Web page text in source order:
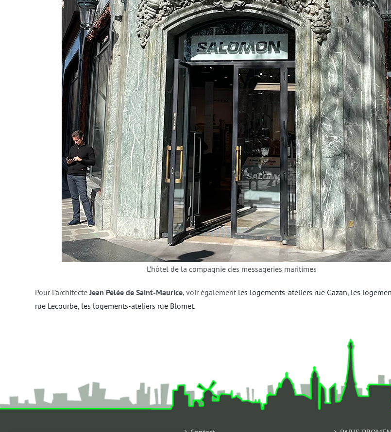
L’hôtel de la compagnie des messageries maritimes
Pour l’architecteJean Pelée de Saint-Maurice, voir également les logements-ateliers rue Gazan, les
rue Lecourbe, les logements-ateliers rue Blomet.